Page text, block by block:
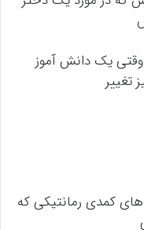
وقتی یک دانش آموز
تغییر
های کمدی رمانتیکی که